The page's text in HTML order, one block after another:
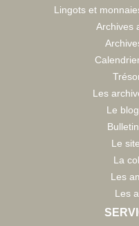
Lingots et
Archives
Les
Le
Le
La
Les
Les